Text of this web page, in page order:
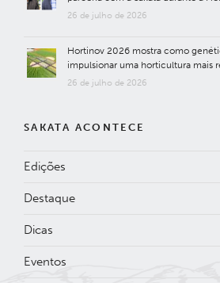
26 de julho de 2026
Hortinov 2026 mostra como
impulsionar uma horticultura mais
26 de julho de 2026
SAKATA ACONTECE
Edições
Destaque
Dicas
Eventos